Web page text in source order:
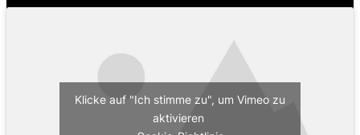
Klicke auf "Ich stimme zu", um Vimeo zu
aktivieren